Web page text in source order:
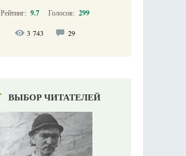
Рейтинг: 9.7 Голосов: 299
3 743 29
ВЫБОР ЧИТАТЕЛЕЙ